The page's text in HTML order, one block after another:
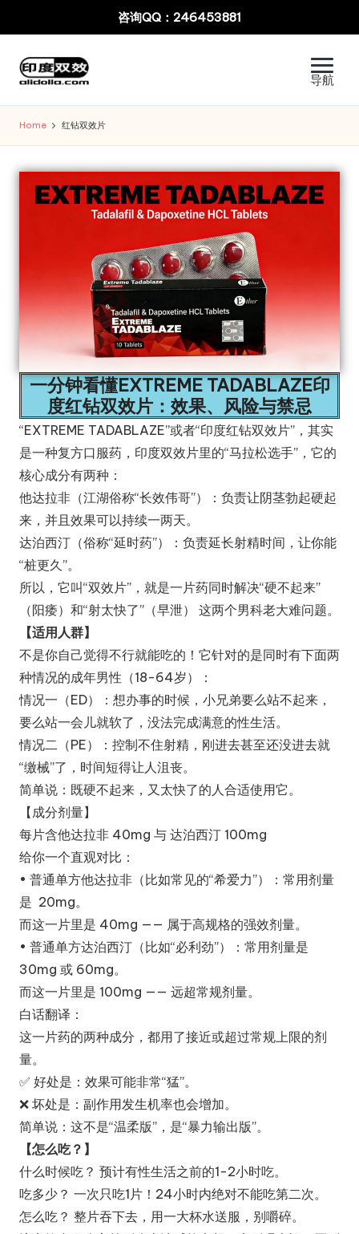
Skip
印
度
蓝
蝌
蚪
片
E
xt
ra
s
u
p
er
v
e
g
af
o
rc
e
_
价
格
_
效
果
_
常
见
问
题
解
答
Home 红钻双效片
一分钟看懂EXTREME TADABLAZE印
度红钻双效片：效果、风险与禁忌
“EXTREME TADABLAZE”或者“印度红钻双效片”，其实
是一种复方口服药，印度双效片里的“马拉松选手”，它的
核心成分有两种：
他达拉非（江湖俗称“长效伟哥”）：负责让阴茎勃起硬起
来，并且效果可以持续一两天。
达泊西汀（俗称“延时药”）：负责延长射精时间，让你能
“桩更久”。
所以，它叫“双效片”，就是一片药同时解决“硬不起来”
（阳痿）和“射太快了”（早泄） 这两个男科老大难问题。
【适用人群】
不是你自己觉得不行就能吃的！它针对的是同时有下面两
种情况的成年男性（18-64岁）：
情况一（ED）：想办事的时候，小兄弟要么站不起来，
要么站一会儿就软了，没法完成满意的性生活。
情况二（PE）：控制不住射精，刚进去甚至还没进去就
“缴械”了，时间短得让人沮丧。
简单说：既硬不起来，又太快了的人合适使用它。
【成分剂量】
每片含他达拉非 40mg 与 达泊西汀 100mg
给你一个直观对比：
• 普通单方他达拉非（比如常见的“希爱力”）：常用剂量
是 20mg。
而这一片里是 40mg —— 属于高规格的强效剂量。
• 普通单方达泊西汀（比如“必利劲”）：常用剂量是
30mg 或 60mg。
而这一片里是 100mg —— 远超常规剂量。
白话翻译：
这一片药的两种成分，都用了接近或超过常规上限的剂
量。
✅ 好处是：效果可能非常“猛”。
❌ 坏处是：副作用发生机率也会增加。
简单说：这不是“温柔版”，是“暴力输出版”。
【怎么吃？】
什么时候吃？ 预计有性生活之前的1-2小时吃。
吃多少？ 一次只吃1片！24小时内绝对不能吃第二次。
怎么吃？ 整片吞下去，用一大杯水送服，别嚼碎。